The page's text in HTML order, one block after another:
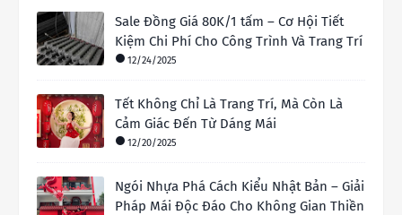
Sale Đồng Giá 80K/1 tấm – Cơ Hội Tiết
Kiệm Chi Phí Cho Công Trình Và Trang Trí
12/24/2025
Tết Không Chỉ Là Trang Trí, Mà Còn Là
Cảm Giác Đến Từ Dáng Mái
12/20/2025
Ngói Nhựa Phá Cách Kiểu Nhật Bản – Giải
Pháp Mái Độc Đáo Cho Không Gian Thiền